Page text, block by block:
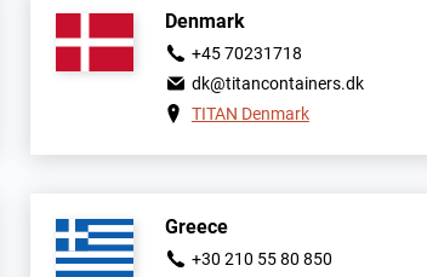
Denmark
+45 70231718
dk@titancontainers.dk
TITAN Denmark
Greece
+30 210 55 80 850